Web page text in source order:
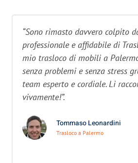
“Sono rimasto davvero colpito
professionale e affidabile di
mio trasloco di mobili a
senza problemi e senza stress
team esperto e cordiale. Li
vivamente!”.
Tommaso Leonardini
Trasloco a Palermo